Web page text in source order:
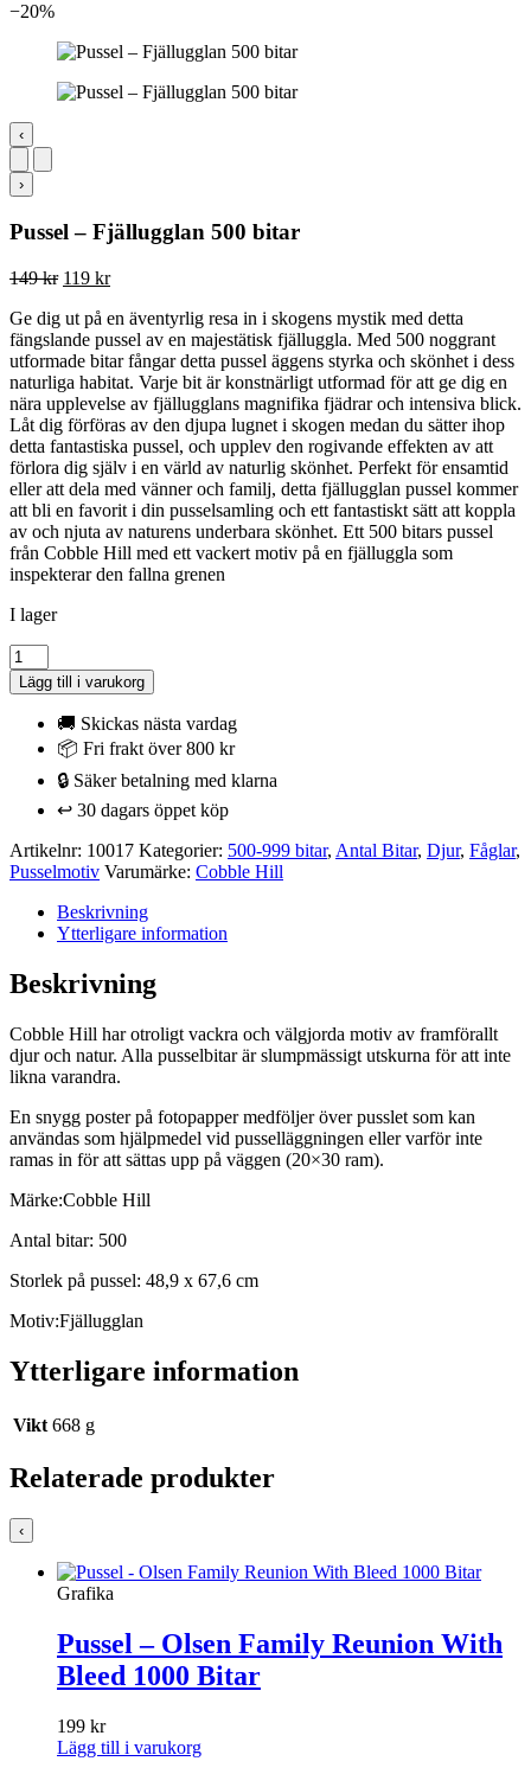
−20%
‹
›
Pussel – Fjällugglan 500 bitar
149kr Det
priset
var:
149 kr.
119 krDet
priset
är:
119 kr.
Ge dig ut på en äventyrlig resa in i skogens mystik med detta
fängslande pussel av en majestätisk fjälluggla. Med 500 noggrant
utformade bitar fångar detta pussel äggens styrka och skönhet i dess
naturliga habitat. Varje bit är konstnärligt utformad för att ge dig en
nära upplevelse av fjällugglans magnifika fjädrar och intensiva blick.
Låt dig förföras av den djupa lugnet i skogen medan du sätter ihop
detta fantastiska pussel, och upplev den rogivande effekten av att
förlora dig själv i en värld av naturlig skönhet. Perfekt för ensamtid
eller att dela med vänner och familj, detta fjällugglan pussel kommer
att bli en favorit i din pusselsamling och ett fantastiskt sätt att koppla
av och njuta av naturens underbara skönhet. Ett 500 bitars pussel
från Cobble Hill med ett vackert motiv på en fjälluggla som
inspekterar den fallna grenen
I lager
Pussel
-
Fjällugglan
mängd
Lägg till i varukorg
🚚 Skickas nästa vardag
📦 Fri frakt över 800 kr
🔒 Säker betalning med klarna
↩️ 30 dagars öppet köp
Artikelnr: 10017 Kategorier: 500-999 bitar, Antal Bitar, Djur, Fåglar,
Pusselmotiv Varumärke: Cobble Hill
Beskrivning
Ytterligare information
Beskrivning
Cobble Hill har otroligt vackra och välgjorda motiv av framförallt
djur och natur. Alla pusselbitar är slumpmässigt utskurna för att inte
likna varandra.
En snygg poster på fotopapper medföljer över pusslet som kan
användas som hjälpmedel vid pusselläggningen eller varför inte
ramas in för att sättas upp på väggen (20×30 ram).
Märke:Cobble Hill
Antal bitar: 500
Storlek på pussel: 48,9 x 67,6 cm
Motiv:Fjällugglan
Ytterligare information
Vikt 668 g
Relaterade produkter
‹
Grafika
Pussel – Olsen Family Reunion With
Bleed 1000 Bitar
199 kr
Lägg till i varukorg